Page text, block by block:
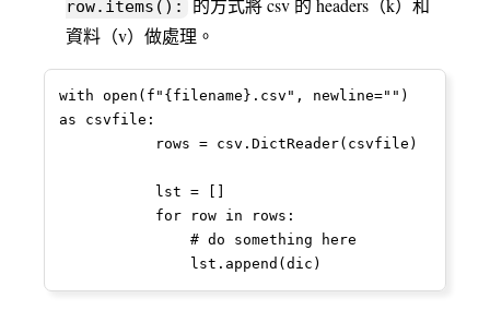
row.items():
的方式將 csv 的 headers（k）和
資料（v）做處理。
with open(f"{filename}.csv", newline="")
as csvfile:
               lst.append(dic)